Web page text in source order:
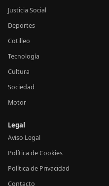
Justicia Social
Deportes
Cotilleo
Tecnología
Cultura
Sociedad
Motor
Legal
Aviso Legal
Política de Cookies
Política de Privacidad
Contacto